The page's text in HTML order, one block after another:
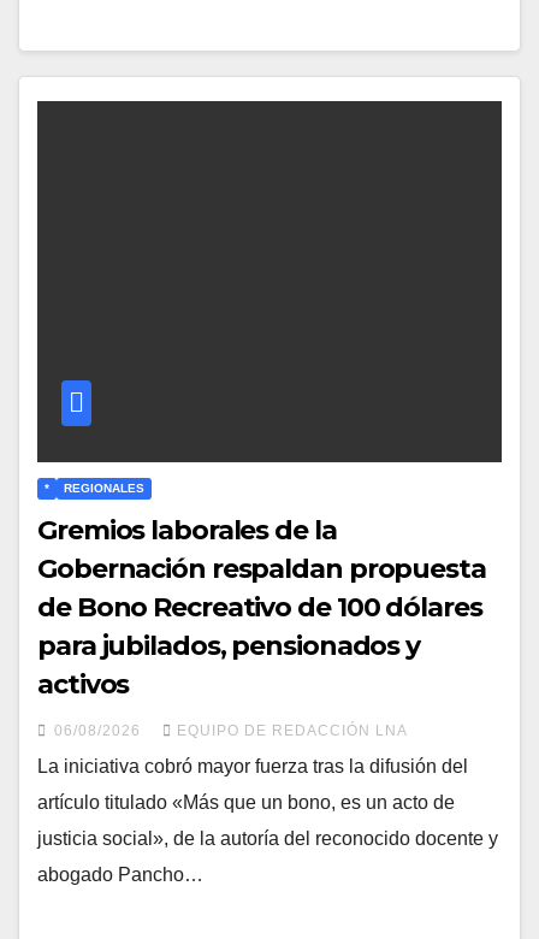
* REGIONALES
Gremios laborales de la
Gobernación respaldan propuesta
de Bono Recreativo de 100 dólares
para jubilados, pensionados y
activos
06/08/2026 EQUIPO DE REDACCIÓN LNA
​La iniciativa cobró mayor fuerza tras la difusión del
artículo titulado «Más que un bono, es un acto de
justicia social», de la autoría del reconocido docente y
abogado Pancho…